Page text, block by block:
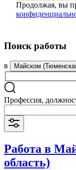
Продолжая, вы
Поиск работы
в Майском
Профессия,
Работа в
область)